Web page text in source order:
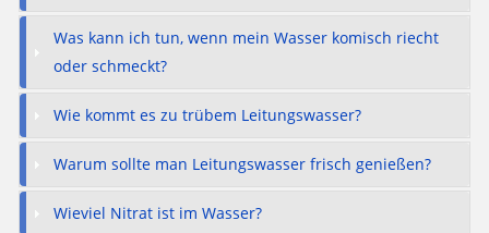
Was kann ich tun, wenn mein Wasser komisch riecht
oder schmeckt?
Wie kommt es zu trübem Leitungswasser?
Warum sollte man Leitungswasser frisch genießen?
Wieviel Nitrat ist im Wasser?